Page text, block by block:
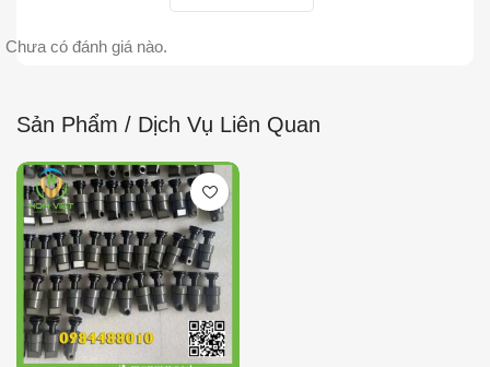
Chưa có đánh giá nào.
Sản Phẩm / Dịch Vụ Liên Quan